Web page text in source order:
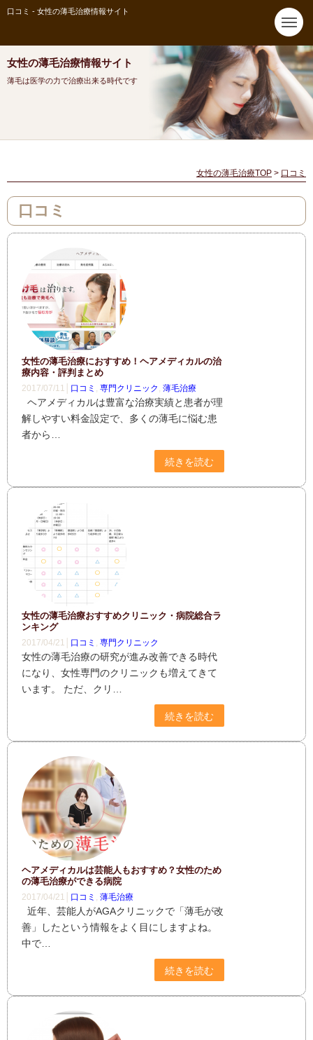
口コミ - 女性の薄毛治療情報サイト
女性の薄毛治療情報サイト
薄毛は医学の力で治療出来る時代です
女性の薄毛治療TOP > 口コミ
口コミ
女性の薄毛治療におすすめ！ヘアメディカルの治
療内容・評判まとめ
2017/07/11│ 口コミ , 専門クリニック , 薄毛治療
ヘアメディカルは豊富な治療実績と患者が理
解しやすい料金設定で、多くの薄毛に悩む患
者から…
続きを読む
女性の薄毛治療おすすめクリニック・病院総合ラ
ンキング
2017/04/21│ 口コミ , 専門クリニック
女性の薄毛治療の研究が進み改善できる時代
になり、女性専門のクリニックも増えてきて
います。 ただ、クリ…
続きを読む
ヘアメディカルは芸能人もおすすめ？女性のため
の薄毛治療ができる病院
2017/04/21│ 口コミ , 薄毛治療
近年、芸能人がAGAクリニックで「薄毛が改
善」したという情報をよく目にしますよね。
中で…
続きを読む